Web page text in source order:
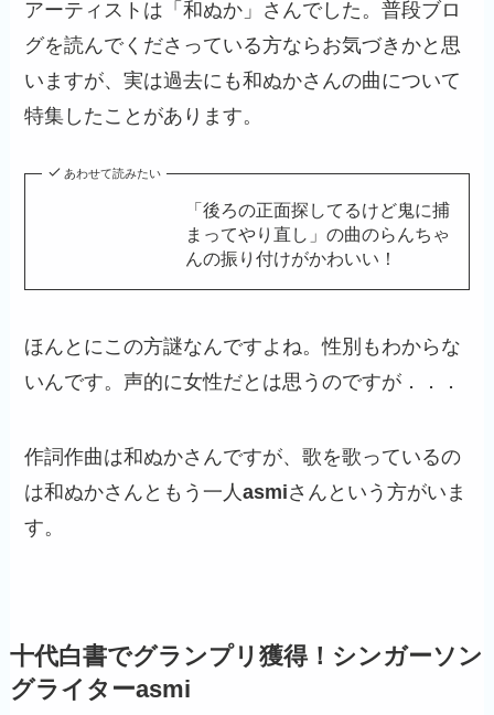
アーティストは「和ぬか」さんでした。普段ブロ
グを読んでくださっている方ならお気づきかと思
いますが、実は過去にも和ぬかさんの曲について
特集したことがあります。
あわせて読みたい
「後ろの正面探してるけど鬼に捕
まってやり直し」の曲のらんちゃ
んの振り付けがかわいい！
ほんとにこの方謎なんですよね。性別もわからな
いんです。声的に女性だとは思うのですが．．．
作詞作曲は和ぬかさんですが、歌を歌っているの
は和ぬかさんともう一人asmiさんという方がいま
す。
十代白書でグランプリ獲得！シンガーソン
グライターasmi